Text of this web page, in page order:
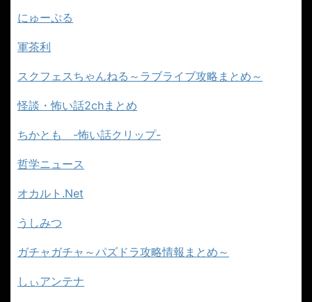
にゅーぷる
軍茶利
スクフェスちゃんねる～ラブライブ攻略まとめ～
怪談・怖い話2chまとめ
ちかとも -怖い話クリップ-
哲学ニュース
オカルト.Net
うしみつ
ガチャガチャ～パズドラ攻略情報まとめ～
しぃアンテナ